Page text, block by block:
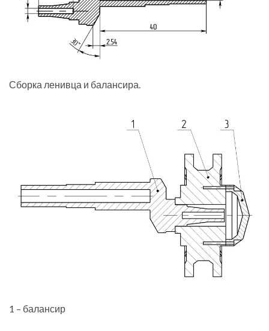
Сборка ленивца и балансира.
1 – балансир